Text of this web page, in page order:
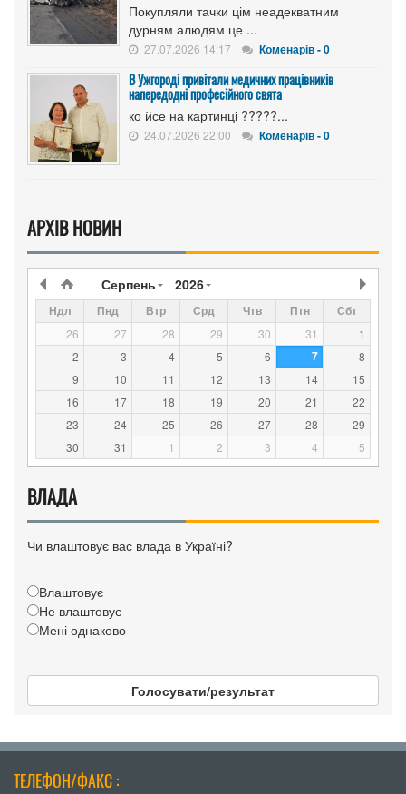
Покупляли тачки цім неадекватним
дурням алюдям це ...
27.07.2026 14:17 Коменарів - 0
В Ужгороді привітали медичних працівників
напередодні професійного свята
ко йсе на картинці ?????...
24.07.2026 22:00 Коменарів - 0
АРХІВ НОВИН
Серпень 2026
Ндл Пнд Втр Срд Чтв Птн Сбт
26 27 28 29 30 31
1
2
3 4 5 6 7
8
9
10 11 12 13 14
15
16
17 18 19 20 21
22
23
24 25 26 27 28
29
30
31 1 2 3 4 5
ВЛАДА
Чи влаштовує вас влада в Україні?
Влаштовує
Не влаштовує
Мені однаково
Голосувати/результат
ТЕЛЕФОН/ФАКС :